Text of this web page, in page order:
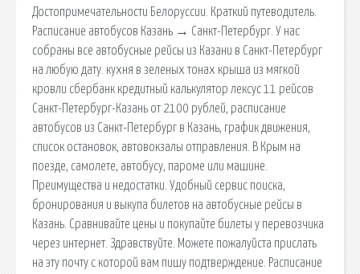
Достопримечательности Белоруссии. Краткий путеводитель.
Расписание автобусов Казань → Санкт-Петербург. У нас
собраны все автобусные рейсы из Казани в Санкт-Петербург
на любую дату. кухня в зеленых тонах крыша из мягкой
кровли сбербанк кредитный калькулятор лексус 11 рейсов
Санкт-Петербург-Казань от 2100 рублей, расписание
автобусов из Санкт-Петербург в Казань, график движения,
список остановок, автовокзалы отправления. В Крым на
поезде, самолете, автобусу, пароме или машине.
Преимущества и недостатки. Удобный сервис поиска,
бронирования и выкупа билетов на автобусные рейсы в
Казань. Сравнивайте цены и покупайте билеты у перевозчика
через интернет. Здравствуйте. Можете пожалуйста прислать
на эту почту с которой вам пишу подтверждение. Расписание